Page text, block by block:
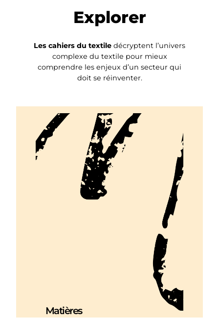
Explorer
Les cahiers du textile décryptent l’univers
complexe du textile pour mieux
comprendre les enjeux d’un secteur qui
doit se réinventer.
Matières